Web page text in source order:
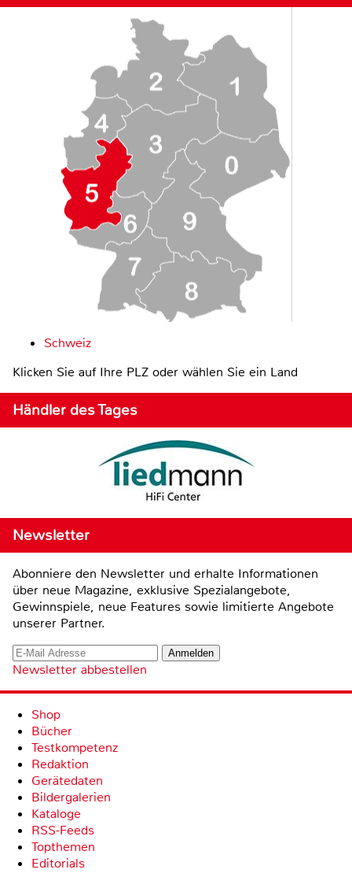
Schweiz
Klicken Sie auf Ihre PLZ oder wählen Sie ein Land
Händler des Tages
Newsletter
Abonniere den Newsletter und erhalte Informationen
über neue Magazine, exklusive Spezialangebote,
Gewinnspiele, neue Features sowie limitierte Angebote
unserer Partner.
Newsletter abbestellen
Shop
Bücher
Testkompetenz
Redaktion
Gerätedaten
Bildergalerien
Kataloge
RSS-Feeds
Topthemen
Editorials